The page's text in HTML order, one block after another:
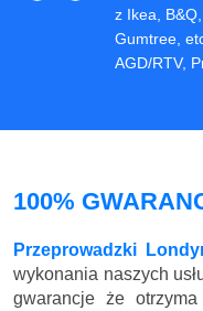
z Ikea,
Gumtree,
AGD/RTV,
100%
Przeprowadzki
wykonania naszych
gwarancje że